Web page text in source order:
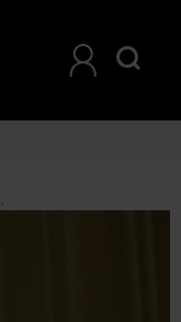
es Peña Nieto)